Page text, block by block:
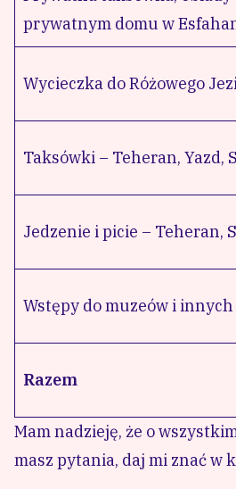
prywatnym domu w
Wycieczka do Różowego
Taksówki – Teheran, Yazd,
Jedzenie i picie – Teheran,
Wstępy do muzeów i
Razem
Mam nadzieję, że o
masz pytania, daj mi znać w